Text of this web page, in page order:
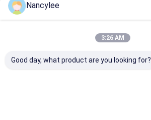
Nancylee
3:26 AM
Good day, what product are you looking for?